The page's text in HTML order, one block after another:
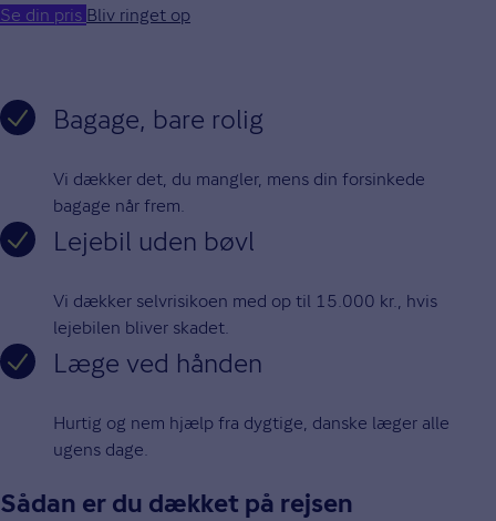
Se din pris Bliv ringet op
Bagage, bare rolig
Vi dækker det, du mangler, mens din forsinkede
bagage når frem.
Lejebil uden bøvl
Vi dækker selvrisikoen med op til 15.000 kr., hvis
lejebilen bliver skadet.
Læge ved hånden
Hurtig og nem hjælp fra dygtige, danske læger alle
ugens dage.
Sådan er du dækket på rejsen